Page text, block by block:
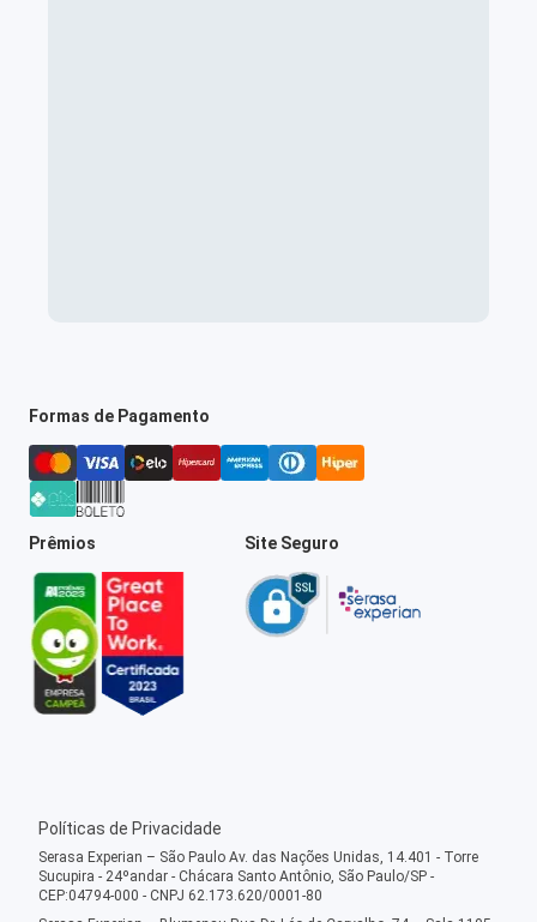
Formas de Pagamento
Prêmios Site Seguro
Políticas de Privacidade
Serasa Experian – São Paulo Av. das Nações Unidas, 14.401 - Torre
Sucupira - 24ºandar - Chácara Santo Antônio, São Paulo/SP -
CEP:04794-000 - CNPJ 62.173.620/0001-80